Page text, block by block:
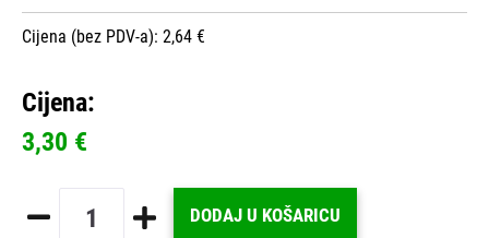
Cijena (bez PDV-a): 2,64 €
Cijena:
3,30 €
DODAJ U KOŠARICU